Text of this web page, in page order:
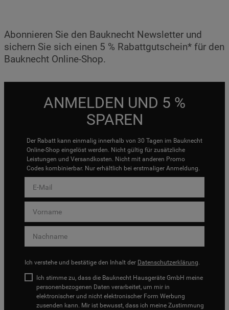
Abonnieren Sie den Bauknecht Newsletter und
sichern Sie sich einen 5 % Rabattgutschein* für den
Bauknecht Online-Shop.
ANMELDEN UND 5 %
SPAREN
Der Rabatt kann einmalig innerhalb von 30 Tagen im Bauknecht
Online-Shop eingelöst werden. Nicht gültig für zusätzliche
Leistungen und Versandkosten. Nicht mit anderen Promo
Codes kombinierbar. Nur erhältlich bei erstmaliger Anmeldung.
Ich verstehe und bestätige den Inhalt der Datenschutzerklärung.
Ich stimme zu, dass die Bauknecht Hausgeräte GmbH meine
personenbezogenen Daten verarbeitet, um mir in
elektronischer und nicht elektronischer Form Werbung
zusenden kann. Mir ist bewusst, dass ich meine Zustimmung